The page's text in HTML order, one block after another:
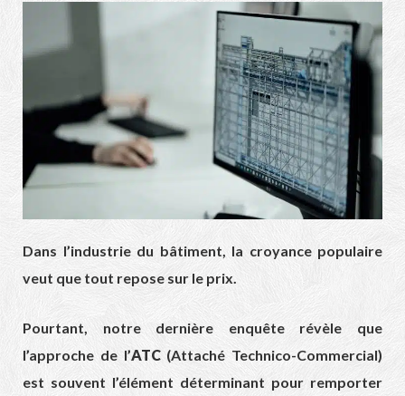
Dans l’industrie du bâtiment, la croyance populaire
veut que tout repose sur le prix.
Pourtant, notre dernière enquête révèle que
l’approche de l’ATC(Attaché Technico-Commercial)
est souvent l’élément déterminant pour remporter